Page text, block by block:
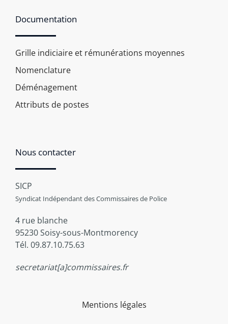
Documentation
Grille indiciaire et rémunérations moyennes
Nomenclature
Déménagement
Attributs de postes
Nous contacter
SICP
Syndicat Indépendant des Commissaires de Police
4 rue blanche
95230 Soisy-sous-Montmorency
Tél. 09.87.10.75.63
secretariat[a]commissaires.fr
Mentions légales